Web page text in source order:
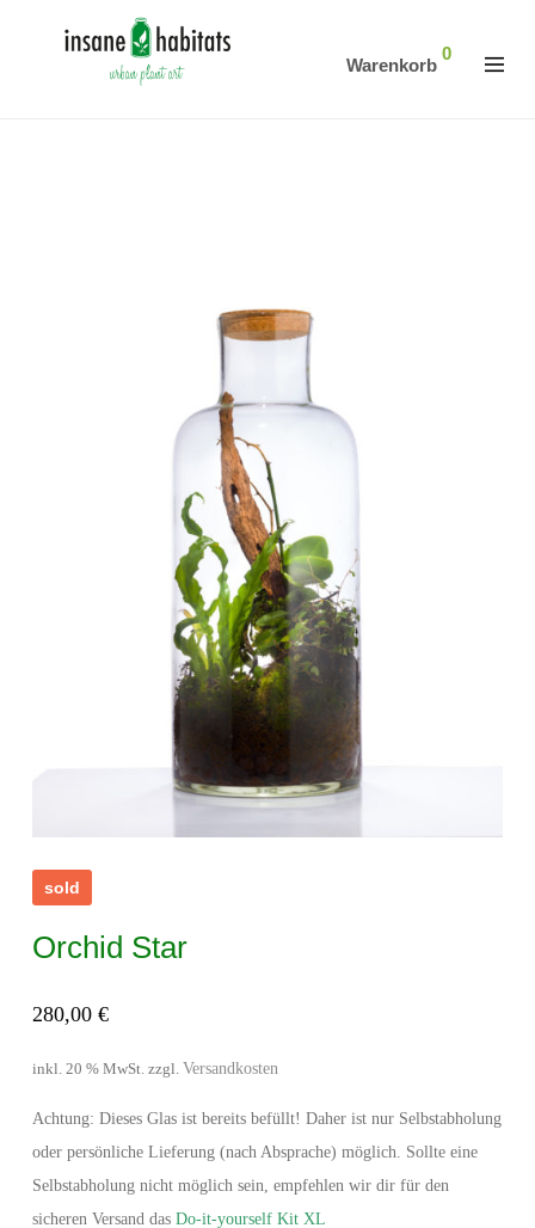
Warenkorb
0
sold
Orchid Star
280,00 €
inkl. 20 % MwSt. zzgl. Versandkosten
Achtung: Dieses Glas ist bereits befüllt! Daher ist nur Selbstabholung
oder persönliche Lieferung (nach Absprache) möglich. Sollte eine
Selbstabholung nicht möglich sein, empfehlen wir dir für den
sicheren Versand das Do-it-yourself Kit XL